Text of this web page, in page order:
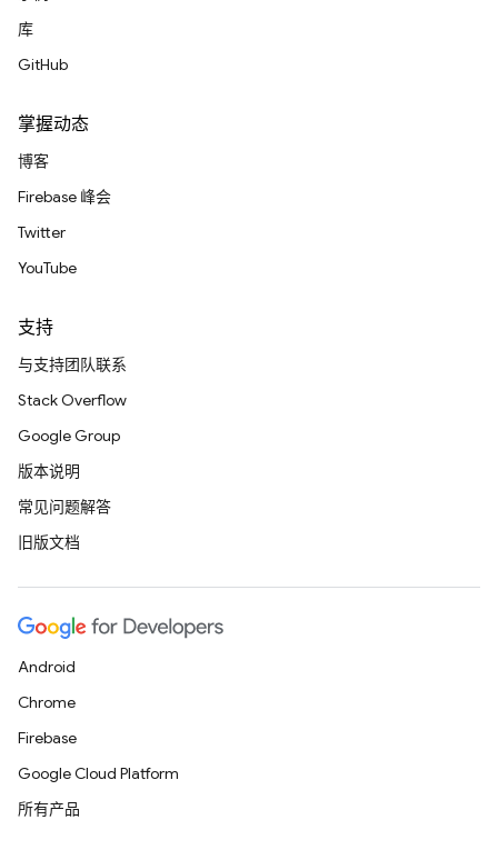
库
GitHub
掌握动态
博客
Firebase 峰会
Twitter
YouTube
支持
与支持团队联系
Stack Overflow
Google Group
版本说明
常见问题解答
旧版文档
Android
Chrome
Firebase
Google Cloud Platform
所有产品